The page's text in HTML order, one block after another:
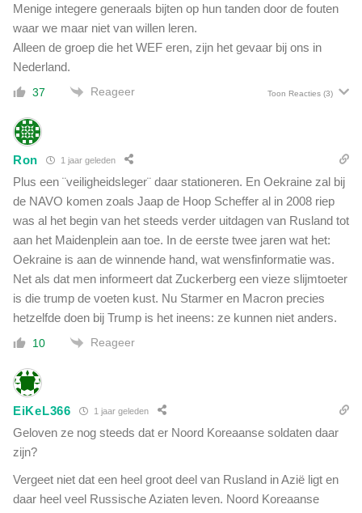
Menige integere generaals bijten op hun tanden door de fouten
waar we maar niet van willen leren.
Alleen de groep die het WEF eren, zijn het gevaar bij ons in
Nederland.
37 Reageer Toon Reacties (3)
Ron 1 jaar geleden
Plus een ¨veiligheidsleger¨ daar stationeren. En Oekraine zal bij
de NAVO komen zoals Jaap de Hoop Scheffer al in 2008 riep
was al het begin van het steeds verder uitdagen van Rusland tot
aan het Maidenplein aan toe. In de eerste twee jaren wat het:
Oekraine is aan de winnende hand, wat wensfinformatie was.
Net als dat men informeert dat Zuckerberg een vieze slijmtoeter
is die trump de voeten kust. Nu Starmer en Macron precies
hetzelfde doen bij Trump is het ineens: ze kunnen niet anders.
10 Reageer
EiKeL366 1 jaar geleden
Geloven ze nog steeds dat er Noord Koreaanse soldaten daar
zijn?
Vergeet niet dat een heel groot deel van Rusland in Azië ligt en
daar heel veel Russische Aziaten leven. Noord Koreaanse